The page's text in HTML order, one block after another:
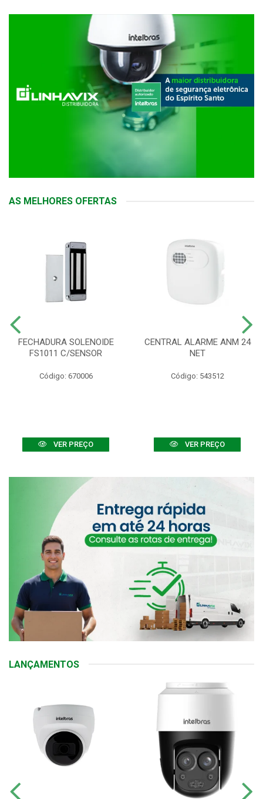
AS MELHORES OFERTAS
FECHADURA SOLENOIDE
FS1011 C/SENSOR
Código: 670006
VER PREÇO
CENTRAL ALARME ANM 24
NET
Código: 543512
VER PREÇO
LANÇAMENTOS